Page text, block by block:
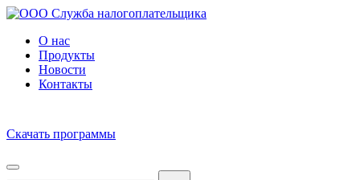
О нас
Продукты
Новости
Контакты
Скачать программы